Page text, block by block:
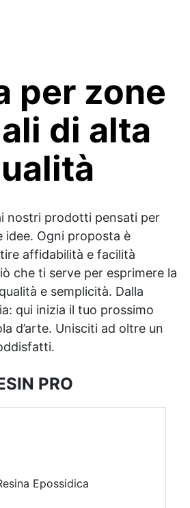
per zone
di alta
nostri prodotti pensati per
idee. Ogni proposta è
affidabilità e facilità
che ti serve per esprimere la
e semplicità. Dalla
qui inizia il tuo prossimo
d’arte. Unisciti ad oltre un
PRO